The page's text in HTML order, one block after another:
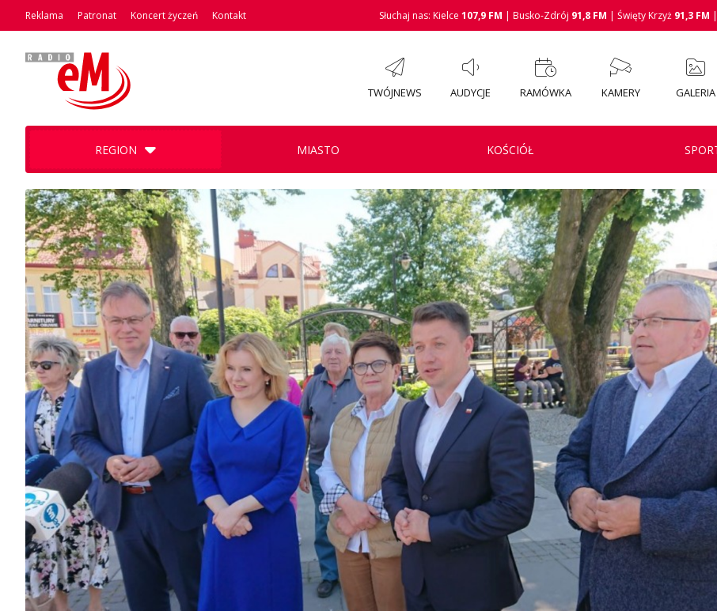
Reklama Patronat Koncert życzeń Kontakt Słuchaj nas: Kielce 107,9 FM | Busko-Zdrój 91,8 FM | Święty Krzyż 91,3 FM
TWÓJNEWS AUDYCJE RAMÓWKA KAMERY GALERIA
REGION MIASTO KOŚCIÓŁ